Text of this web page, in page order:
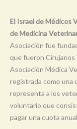
0-9
El Israel de Médicos
de Medicina
Asociación fue
que fueron Cirujanos
Asociación Médica
registrada como una
representa a los
voluntario que
pagar una cuota